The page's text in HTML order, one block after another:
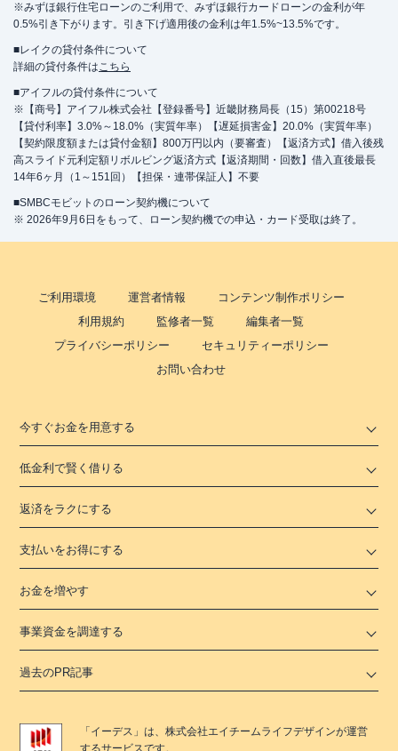
※みずほ銀行住宅ローンのご利用で、みずほ銀行カードローンの金利が年
0.5%引き下がります。引き下げ適用後の金利は年1.5%~13.5%です。
■レイクの貸付条件について
詳細の貸付条件はこちら
■アイフルの貸付条件について
※【商号】アイフル株式会社【登録番号】近畿財務局長（15）第00218号
【貸付利率】3.0%～18.0%（実質年率）【遅延損害金】20.0%（実質年率）
【契約限度額または貸付金額】800万円以内（要審査）【返済方式】借入後残
高スライド元利定額リボルビング返済方式【返済期間・回数】借入直後最長
14年6ヶ月（1～151回）【担保・連帯保証人】不要
■SMBCモビットのローン契約機について
※ 2026年9月6日をもって、ローン契約機での申込・カード受取は終了。
ご利用環境 運営者情報
コンテンツ制作ポリシー
利用規約
監修者一覧
編集者一覧
プライバシーポリシー
セキュリティーポリシー
お問い合わせ
今すぐお金を用意する
低金利で賢く借りる
返済をラクにする
支払いをお得にする
お金を増やす
事業資金を調達する
過去のPR記事
「 イーデス 」は、株式会社エイチームライフデザインが運営
するサービスです。